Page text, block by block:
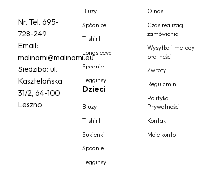
Bluzy
Spódnice
T-shirt
Longsleeve
Spodnie
Legginsy
Dzieci
Bluzy
T-shirt
Sukienki
Spodnie
Legginsy
O nas
Czas realizacji
zamówienia
Wysyłka i metody
płatności
Zwroty
Regulamin
Polityka
Prywatności
Kontakt
Moje konto
Nr. Tel. 695-
728-249
Email:
malinami@malinami.eu
Siedziba: ul.
Kasztelańska
31/2, 64-100
Leszno